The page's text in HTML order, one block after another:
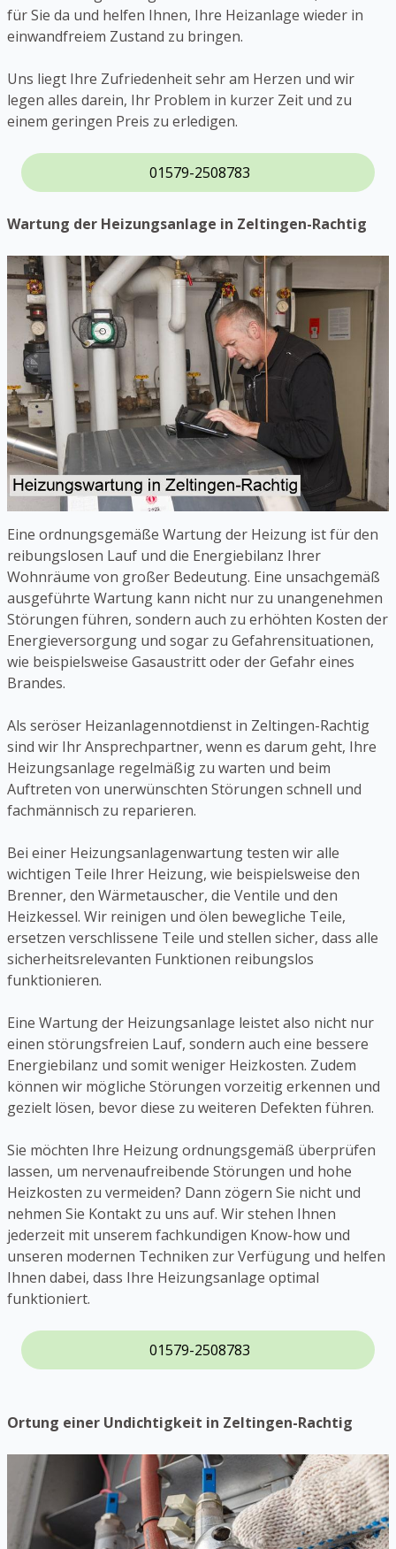
für Sie da und helfen Ihnen, Ihre Heizanlage wieder in
einwandfreiem Zustand zu bringen.
Uns liegt Ihre Zufriedenheit sehr am Herzen und wir
legen alles darein, Ihr Problem in kurzer Zeit und zu
einem geringen Preis zu erledigen.
01579-2508783
Wartung der Heizungsanlage in Zeltingen-Rachtig
Eine ordnungsgemäße Wartung der Heizung ist für den
reibungslosen Lauf und die Energiebilanz Ihrer
Wohnräume von großer Bedeutung. Eine unsachgemäß
ausgeführte Wartung kann nicht nur zu unangenehmen
Störungen führen, sondern auch zu erhöhten Kosten der
Energieversorgung und sogar zu Gefahrensituationen,
wie beispielsweise Gasaustritt oder der Gefahr eines
Brandes.
Als seröser Heizanlagennotdienst in Zeltingen-Rachtig
sind wir Ihr Ansprechpartner, wenn es darum geht, Ihre
Heizungsanlage regelmäßig zu warten und beim
Auftreten von unerwünschten Störungen schnell und
fachmännisch zu reparieren.
Bei einer Heizungsanlagenwartung testen wir alle
wichtigen Teile Ihrer Heizung, wie beispielsweise den
Brenner, den Wärmetauscher, die Ventile und den
Heizkessel. Wir reinigen und ölen bewegliche Teile,
ersetzen verschlissene Teile und stellen sicher, dass alle
sicherheitsrelevanten Funktionen reibungslos
funktionieren.
Eine Wartung der Heizungsanlage leistet also nicht nur
einen störungsfreien Lauf, sondern auch eine bessere
Energiebilanz und somit weniger Heizkosten. Zudem
können wir mögliche Störungen vorzeitig erkennen und
gezielt lösen, bevor diese zu weiteren Defekten führen.
Sie möchten Ihre Heizung ordnungsgemäß überprüfen
lassen, um nervenaufreibende Störungen und hohe
Heizkosten zu vermeiden? Dann zögern Sie nicht und
nehmen Sie Kontakt zu uns auf. Wir stehen Ihnen
jederzeit mit unserem fachkundigen Know-how und
unseren modernen Techniken zur Verfügung und helfen
Ihnen dabei, dass Ihre Heizungsanlage optimal
funktioniert.
01579-2508783
Ortung einer Undichtigkeit in Zeltingen-Rachtig